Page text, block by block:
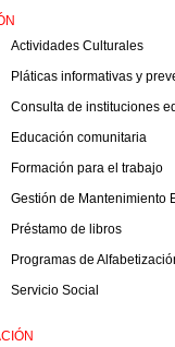
Actividades Culturales
Pláticas informativas y
Consulta de instituciones
Educación comunitaria
Formación para el trabajo
Gestión de Mantenimiento
Préstamo de libros
Programas de
Servicio Social